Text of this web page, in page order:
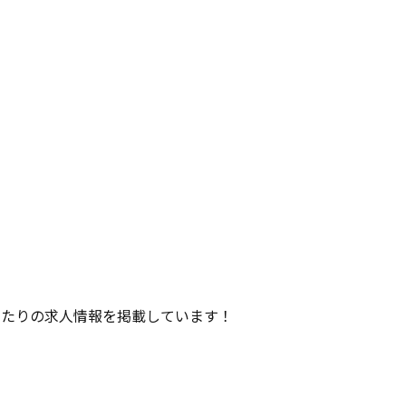
りの求人情報を掲載しています！